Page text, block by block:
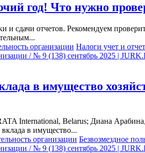
год! Что нужно
и сдачи отчетов. Рекомендуем
организации Налоги учет и
/ № 9 (138) сентябрь 2025 |
в имущество
International, Belarus; Диана
вклада в имущество...
организации Безвозмездное
/ № 9 (138) сентябрь 2025 |